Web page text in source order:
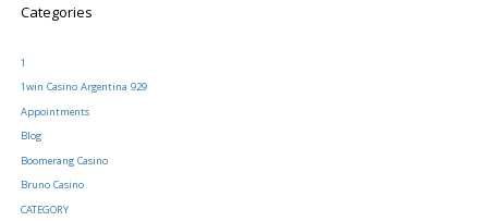
Categories
1
1win Casino Argentina 929
Appointments
Blog
Boomerang Casino
Bruno Casino
CATEGORY